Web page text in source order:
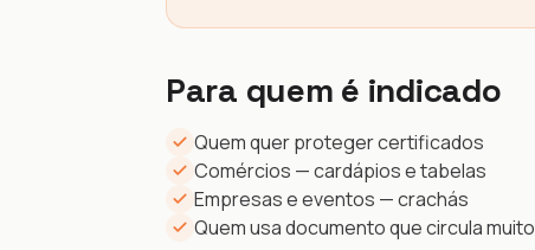
Para quem é indicado
Quem quer proteger certificados
Comércios — cardápios e tabelas
Empresas e eventos — crachás
Quem usa documento que circula muito